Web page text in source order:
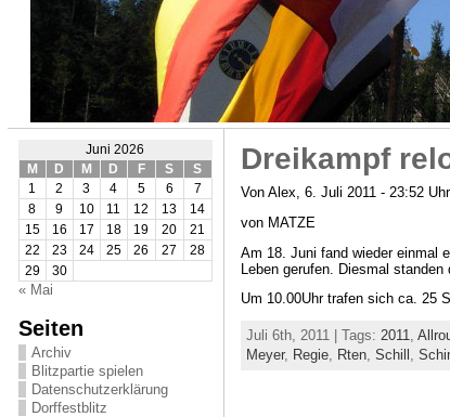
Juni 2026
M
D M D F S
S
1
2 3 4 5 6
7
8
9 10 11 12 13
14
15
16 17 18 19 20
21
22
23 24 25 26 27
28
29
30
« Mai
Seiten
Archiv
Blitzpartie spielen
Datenschutzerklärung
Dorffestblitz
Dreikampf
Von Alex, 6. Juli 2011 - 23:52 Uhr
von MATZE
Am 18. Juni fand wieder einmal
Leben gerufen. Diesmal
Um 10.00Uhr trafen sich ca. 25
Juli 6th, 2011 | Tags: 2011,
Meyer, Regie, Rten, Schill ,